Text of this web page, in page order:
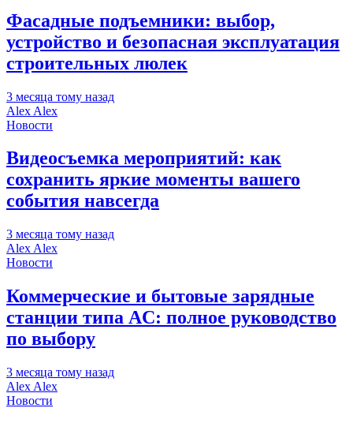
Фасадные подъемники: выбор,
устройство и безопасная эксплуатация
строительных люлек
3 месяца тому назад
Alex Alex
Новости
Видеосъемка мероприятий: как
сохранить яркие моменты вашего
события навсегда
3 месяца тому назад
Alex Alex
Новости
Коммерческие и бытовые зарядные
станции типа AC: полное руководство
по выбору
3 месяца тому назад
Alex Alex
Новости